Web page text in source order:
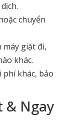
chuyển
máy giặt đi,
khác.
khác, bảo
& Ngay